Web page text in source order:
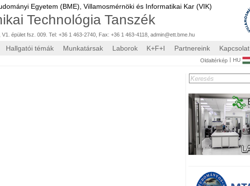
Egyetem (BME), Villamosmérnöki és Informatikai Kar (VIK)
Technológia Tanszék
épület fsz. 009. Tel: +36 1 463-2740, Fax: +36 1 463-4118 admin@ett.bme.hu
Hallgatói témák Munkatársak Laborok K+F+I Partnereink Kapcsolat
Oldaltérkép | HU